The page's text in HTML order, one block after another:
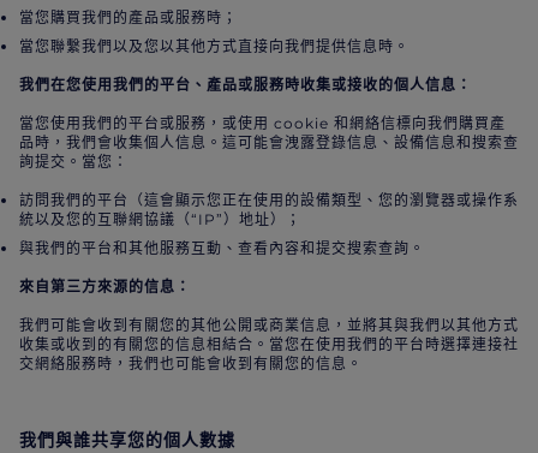
當您購買我們的產品或服務時；
當您聯繫我們以及您以其他方式直接向我們提供信息時。
我們在您使用我們的平台、產品或服務時收集或接收的個人信息：
當您使用我們的平台或服務，或使用 cookie 和網絡信標向我們購買產
品時，我們會收集個人信息。這可能會洩露登錄信息、設備信息和搜索查
詢提交。當您：
訪問我們的平台（這會顯示您正在使用的設備類型、您的瀏覽器或操作系
統以及您的互聯網協議（“IP”）地址）；
與我們的平台和其他服務互動、查看內容和提交搜索查詢。
來自第三方來源的信息：
我們可能會收到有關您的其他公開或商業信息，並將其與我們以其他方式
收集或收到的有關您的信息相結合。當您在使用我們的平台時選擇連接社
交網絡服務時，我們也可能會收到有關您的信息。
我們與誰共享您的個人數據